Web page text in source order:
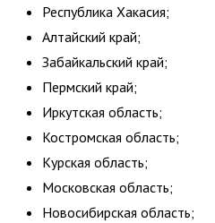
Республика Хакасия;
Алтайский край;
Забайкальский край;
Пермский край;
Иркутская область;
Костромская область;
Курская область;
Московская область;
Новосибирская область;